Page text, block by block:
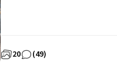
20 (49)